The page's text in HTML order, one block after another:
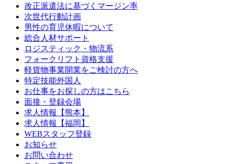
改正派遣法に基づくマージン率
次世代行動計画
男性の育児休暇について
総合人材サポート
ロジスティック・物流系
フォークリフト資格支援
軽貨物事業開業をご検討の方へ
特定技能外国人
お仕事をお探しの方はこちら
面接・登録会場
求人情報【熊本】
求人情報【福岡】
WEBスタッフ登録
お知らせ
お問い合わせ